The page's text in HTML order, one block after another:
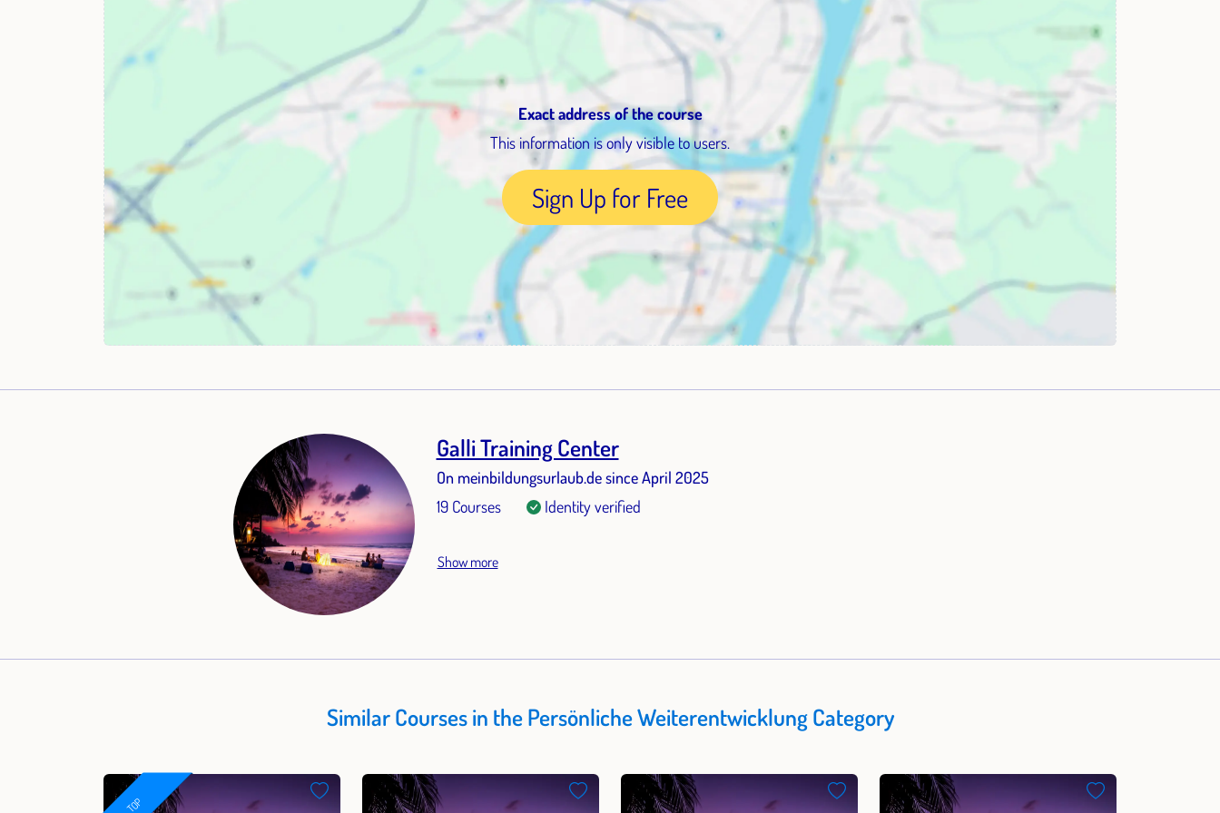
Exact address of the course
This information is only visible to users.
Sign Up for Free
Galli Training Center
On meinbildungsurlaub.de since April 2025
19 Courses
Identity verified
Show more
Similar Courses in the Persönliche Weiterentwicklung Category
TOP